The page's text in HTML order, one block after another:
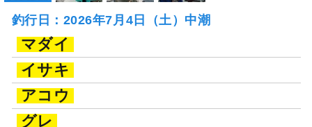
釣行日：2026年7月4日（土）中潮
マダイ
イサキ
アコウ
グレ